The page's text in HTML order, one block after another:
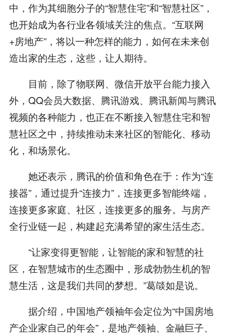
中，作为其细胞分子的“智慧住宅”和“智慧社区”，
也开始成为各行业各领域关注的焦点。“互联网
+房地产”，将以一种怎样的能力，如何在未来创
造出家的生态，这些，让人期待。
目前，除了物联网、微信开放平台能力接入
外，QQ会员大数据、腾讯游戏、腾讯新闻与腾讯
视频的各种能力，也正在不断接入智慧住宅和智
慧社区之中，持续推动未来社区的智能化、移动
化，和场景化。
她还表示，腾讯的价值和角色在于：作为“连
接器”，通过提升“连接力”，连接更多智能终端，
连接更多家庭、社区，连接更多的服务。与房产
全行业链一起，构建起充满希望的家生活生态。
“让家变得更智能，让智能的家和智慧的社
区，在智慧城市的生态圈中，形成勃勃生机的智
慧生活，这是我们共同的梦想。”葛燄如是说。
据介绍，中国地产领袖年会定位为“中国房地
产企业家自己的年会”，是地产领袖、金融巨子、